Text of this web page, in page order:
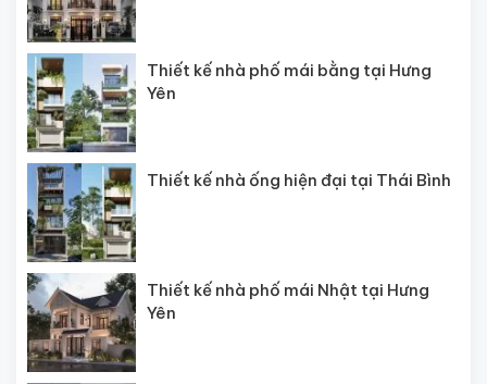
Thiết kế nhà phố mái bằng tại Hưng
Yên
Thiết kế nhà ống hiện đại tại Thái Bình
Thiết kế nhà phố mái Nhật tại Hưng
Yên